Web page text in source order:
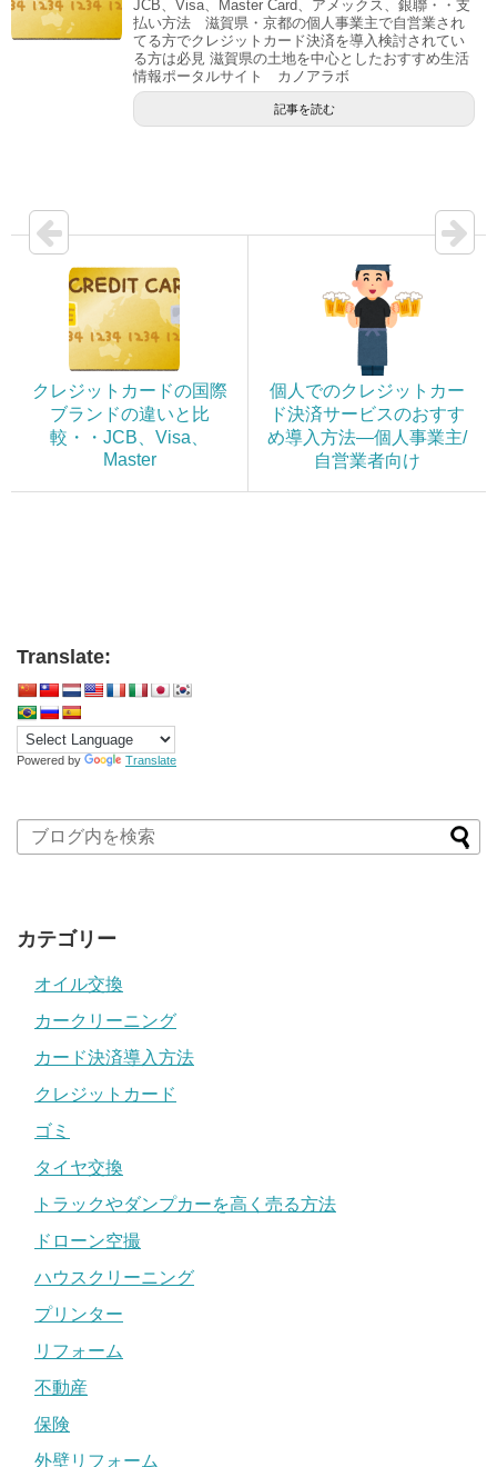
JCB、Visa、Master Card、アメックス、銀聯・・支
払い方法 滋賀県・京都の個人事業主で自営業され
てる方でクレジットカード決済を導入検討されてい
る方は必見 滋賀県の土地を中心としたおすすめ生活
情報ポータルサイト カノアラボ
記事を読む
クレジットカードの国際
ブランドの違いと比
較・・JCB、Visa、
Master
個人でのクレジットカー
ド決済サービスのおすす
め導入方法―個人事業主/
自営業者向け
Translate:
Powered by Translate
カテゴリー
オイル交換
カークリーニング
カード決済導入方法
クレジットカード
ゴミ
タイヤ交換
トラックやダンプカーを高く売る方法
ドローン空撮
ハウスクリーニング
プリンター
リフォーム
不動産
保険
外壁リフォーム